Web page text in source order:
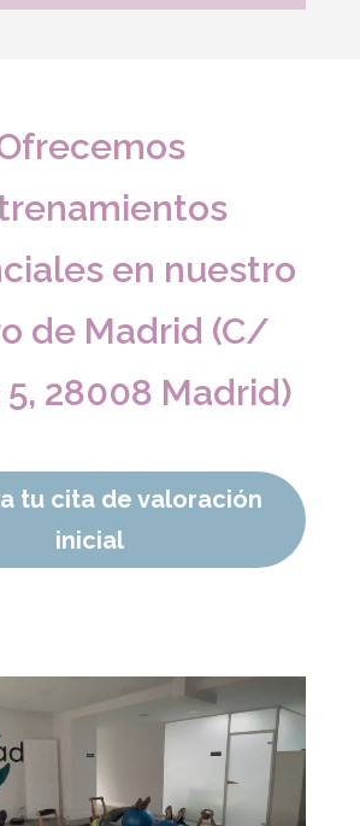
en nuestro
de Madrid (C/
28008 Madrid)
tu cita de valoración
inicial